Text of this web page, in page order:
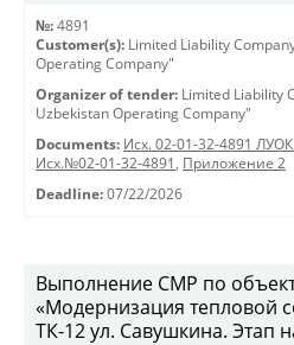
№: 4891
Customer(s): Limited Liability
Operating Company"
Organizer of tender: Limited Liability
Uzbekistan Operating Company"
Documents: Исх. 02-01-32-4891
Исх.№02-01-32-4891 , Приложение 2
Deadline: 07/22/2026
Выполнение СМР по
«Модернизация тепловой
ТК-12 ул. Савушкина. Этап